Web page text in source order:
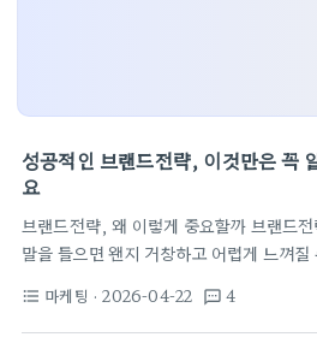
성공적인 브랜드전략, 이것만은 꼭
요
브랜드전략, 왜 이렇게 중요할까 브랜드
말을 들으면 왠지 거창하고 어렵게 느껴질
브랜드를 어떻게 각인시킬 것인가에 대한
획입니다. 단순히 제품을 잘 만드는 것을
format_list_bulleted 마케팅 · 2026-04-22 textsms 4